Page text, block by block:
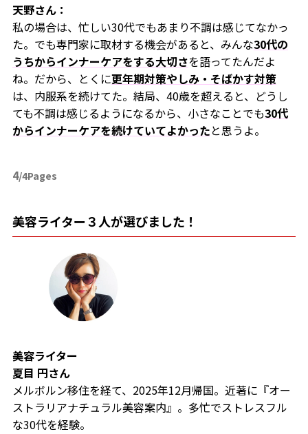
天野さん：
私の場合は、忙しい30代でもあまり不調は感じてなかっ
た。でも専門家に取材する機会があると、みんな30代の
うちからインナーケアをする大切さを語ってたんだよ
ね。だから、とくに更年期対策やしみ・そばかす対策
は、内服系を続けてた。結局、40歳を超えると、どうし
ても不調は感じるようになるから、小さなことでも30代
からインナーケアを続けていてよかったと思うよ。
4/4Pages
美容ライター３人が選びました！
美容ライター
夏目 円さん
メルボルン移住を経て、2025年12月帰国。近著に『オー
ストラリアナチュラル美容案内』。多忙でストレスフル
な30代を経験。